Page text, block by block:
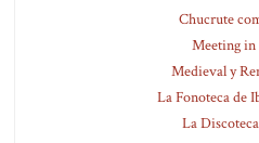
Chucrute
Meeting in
Medieval y
La Fonoteca de
La